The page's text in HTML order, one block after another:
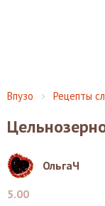
Впузо Рецепты
ОльгаЧ
5.00